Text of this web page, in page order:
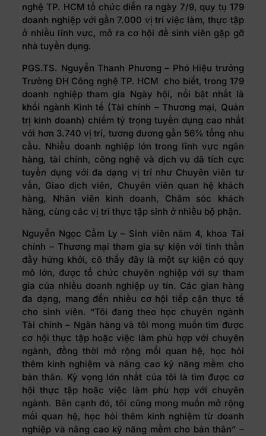
nghệ TP. HCM tổ chức diễn ra ngày 7/9, quy tụ 179
doanh nghiệp với gần 7.000 vị trí việc làm, thực tập
ở nhiều lĩnh vực, mở ra cơ hội để sinh viên gặp gỡ
nhà tuyển dụng.
PGS.TS. Nguyễn Thanh Phương – Phó Hiệu trưởng
Trường ĐH Công nghệ TP. HCM cho biết, trong 179
doanh nghiệp tham gia Ngày hội, nổi bật nhất là
khối ngành Kinh tế (Tài chính – Thương mại, Quản
trị kinh doanh) chiếm tỷ trọng tuyển dụng cao nhất
với hơn 3.740 vị trí, tương đương gần 56% tổng nhu
cầu. Nhiều doanh nghiệp lớn trong lĩnh vực ngân
hàng, tài chính, công nghệ và dịch vụ đã tích cực
tuyển dụng với đa dạng vị trí như Chuyên viên tư
vấn, Giao dịch viên, Chuyên viên quan hệ khách
hàng, Nhân viên kinh doanh, Chăm sóc khách
hàng, cùng các vị trí thực tập sinh ở nhiều bộ phận.
Nguyễn Ngọc Cẩm Ly – Sinh viên năm 4, khoa Tài
chính – Thương mại tham gia sự kiện với tinh thần
đầy hứng khởi, cô thấy đây là một sự kiện có quy
mô lớn, được tổ chức chuyên nghiệp với sự tham
gia của nhiều doanh nghiệp uy tín. Các gian hàng
đa dạng, mang đến nhiều cơ hội tiếp cận thực tế
cho sinh viên. “Tôi đang theo học chuyên ngành
Tài chính – Ngân hàng và tôi mong muốn tìm được
cơ hội thực tập hoặc việc làm phù hợp với chuyên
ngành, đồng thời mở rộng mối quan hệ, học hỏi
thêm kinh nghiệm và nâng cao kỹ năng mềm cho
bản thân. Kỳ vọng lớn nhất của tôi là tìm được cơ
hội thực tập hoặc việc làm phù hợp với chuyên
ngành. Bên cạnh đó, tôi cũng mong muốn mở rộng
mối quan hệ, học hỏi thêm kinh nghiệm từ doanh
nghiệp và nâng cao kỹ năng mềm cho bản thân” –